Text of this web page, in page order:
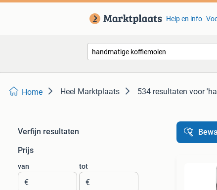
Help en info
Home Heel Marktplaats 534 resultaten voor
Verfijn resultaten
Prijs
van
€
tot
€